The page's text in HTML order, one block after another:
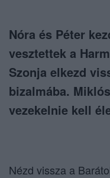
Nóra és Péter
vesztettek a
Szonja elkezd
bizalmába.
vezekelnie kell
Nézd vissza a